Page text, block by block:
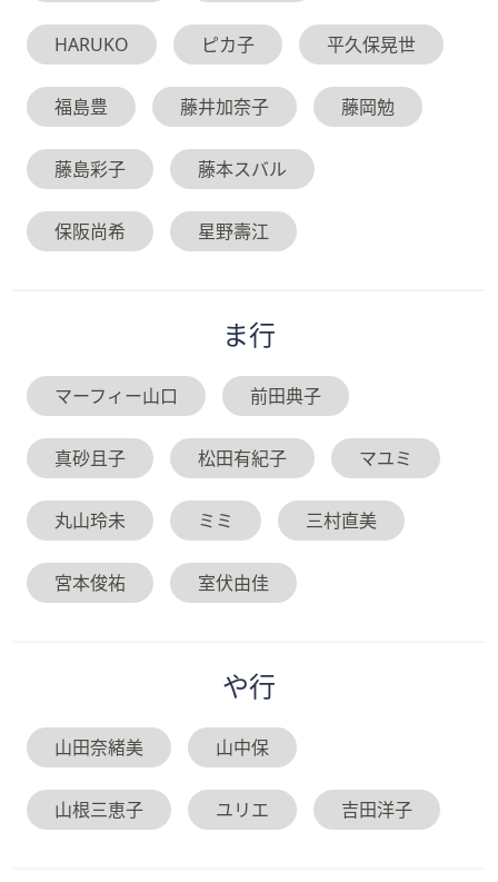
HARUKO ピカ子 平久保晃世
福島豊 藤井加奈子 藤岡勉
藤島彩子 藤本スバル
保阪尚希 星野壽江
ま行
マーフィー山口 前田典子
真砂且子 松田有紀子 マユミ
丸山玲未 ミミ 三村直美
宮本俊祐 室伏由佳
や行
山田奈緒美 山中保
山根三恵子 ユリエ 吉田洋子